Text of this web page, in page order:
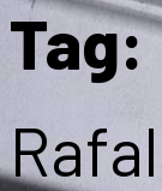
Tag: